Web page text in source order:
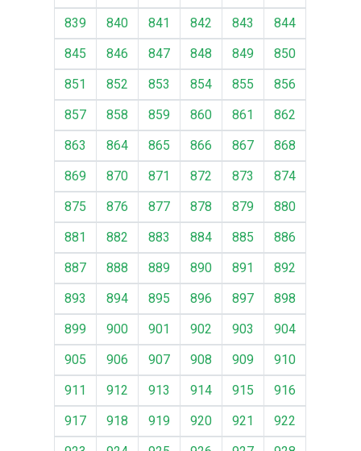
839 840 841 842 843
844
845
846 847 848 849
850
851
852 853 854 855
856
857
858 859 860 861
862
863
864 865 866 867
868
869
870 871 872 873
874
875
876 877 878 879
880
881
882 883 884 885
886
887
888 889 890 891
892
893
894 895 896 897
898
899
900 901 902 903
904
905
906 907 908 909
910
911
912 913 914 915
916
917
918 919 920 921
922